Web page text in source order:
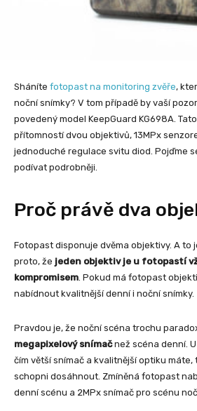
Sháníte fotopast na monitoring zvěře,
noční snímky? V tom případě by vaší
povedený model KeepGuard KG698A.
přítomností dvou objektivů, 13MPx
jednoduché regulace svitu diod. Pojďme
podívat podrobněji.
Proč právě dva
Fotopast disponuje dvěma objektivy. A to
proto, že jeden objektiv je u fotopastí
kompromisem. Pokud má fotopast
nabídnout kvalitnější denní i noční snímky.
Pravdou je, že noční scéna trochu
megapixelový snímačnež scéna denní.
čím větší snímač a kvalitnější optiku máte,
schopni dosáhnout. Zmíněná fotopast
denní scénu a 2MPx snímač pro scénu